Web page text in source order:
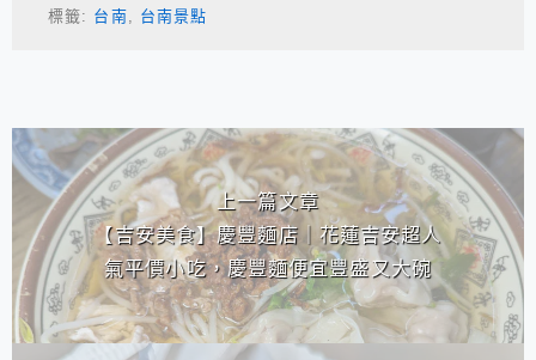
標籤: 台南 台南景點
相連文章
上一篇文章
【吉安美食】慶豐麵店｜花蓮吉安超人
氣平價小吃，慶豐麵便宜豐盛又大碗